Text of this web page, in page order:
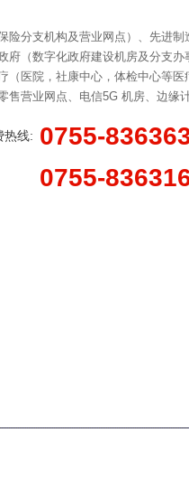
险分支机构及营业网点）、先进
府（数字化政府建设机房及分支
（医院，社康中心，体检中心等
售营业网点、电信5G 机房、边缘计
热线: 0755-
0755-